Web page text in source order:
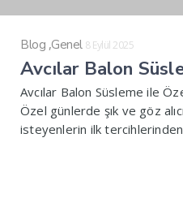
Blog ,Genel 8 Eylül 2025
Avcılar Balon
Avcılar Balon Süsleme ile
Özel günlerde şık ve göz
isteyenlerin ilk